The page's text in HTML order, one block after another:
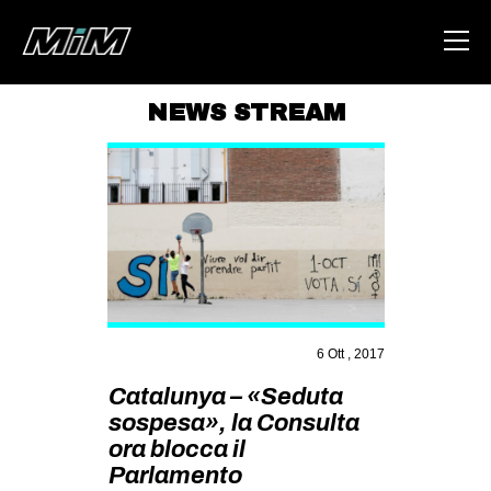
ABOUT
DEGENERAZIONE
GAZA FREESTYLE
STUDENTI TSUNAMI
ZAM
NEWS STREAM
6 Ott , 2017
Catalunya – «Seduta
sospesa», la Consulta
ora blocca il
Parlamento